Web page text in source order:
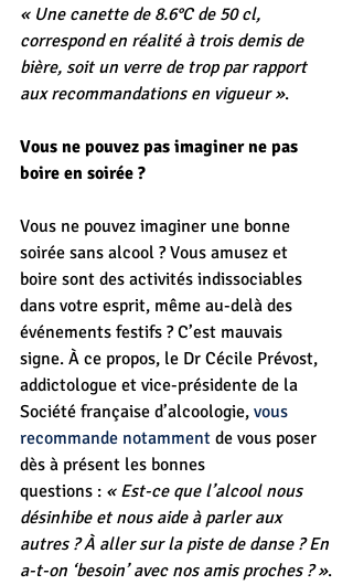
« Une canette de 8.6°C de 50 cl,
correspond en réalité à trois demis de
bière, soit un verre de trop par rapport
aux recommandations en vigueur ».
Vous ne pouvez pas imaginer ne pas
boire en soirée ?
Vous ne pouvez imaginer une bonne
soirée sans alcool ? Vous amusez et
boire sont des activités indissociables
dans votre esprit, même au-delà des
événements festifs ? C’est mauvais
signe. À ce propos, le Dr Cécile Prévost,
addictologue et vice-présidente de la
Société française d’alcoologie, vous
recommande notamment de vous poser
dès à présent les bonnes
questions : « Est-ce que l’alcool nous
désinhibe et nous aide à parler aux
autres ? À aller sur la piste de danse ? En
a-t-on ‘besoin’ avec nos amis proches ? ».